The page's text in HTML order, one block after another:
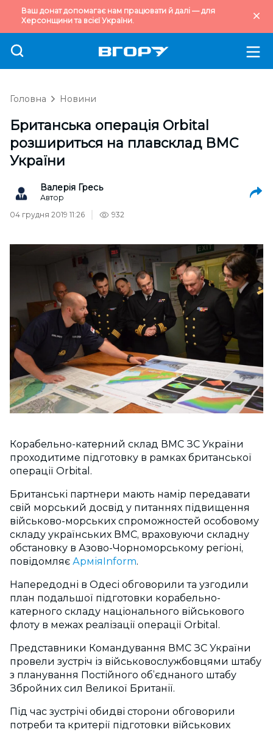
Ваш донат допомагає нам працювати й далі — для
Херсонщини та всієї України.
Головна Новини
Британська операція Orbital
розшириться на плавсклад ВМС
України
Валерія Гресь
Автор
04 грудня 2019 11:26
932
Корабельно-катерний склад ВМС ЗС України
проходитиме підготовку в рамках британської
операції Orbital.
Британські партнери мають намір передавати
свій морський досвід у питаннях підвищення
військово-морських спроможностей особовому
складу українських ВМС, враховуючи складну
обстановку в Азово-Чорноморському регіоні,
повідомляє АрміяInform.
Напередодні в Одесі обговорили та узгодили
план подальшої підготовки корабельно-
катерного складу національного військового
флоту в межах реалізації операції Orbital.
Представники Командування ВМС ЗС України
провели зустріч із військовослужбовцями штабу
з планування Постійного об’єднаного штабу
Збройних сил Великої Британії.
Під час зустрічі обидві сторони обговорили
потреби та критерії підготовки військових